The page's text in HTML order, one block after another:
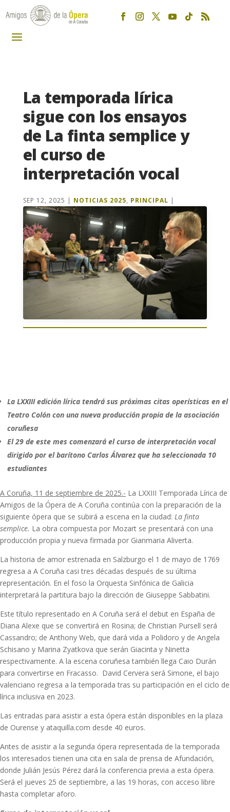
La temporada lírica
sigue con los ensayos
de La finta semplice y
el curso de
interpretación vocal
SEP 12, 2025 | NOTICIAS 2025, PRINCIPAL |
La LXXIII edición lírica tendrá sus próximas citas operísticas en el
Teatro Colón con una nueva producción propia de la asociación
coruñesa
El 29 de este mes comenzará el curso de interpretación vocal
dirigido por el barítono Carlos Álvarez que ha seleccionada 10
estudiantes
A Coruña, 11 de septiembre de 2025.- La LXXIII Temporada Lírica de
Amigos de la Ópera de A Coruña continúa con la preparación de la
siguiente ópera que se subirá a escena en la ciudad: La finta
semplice. La obra compuesta por Mozart se presentará con una
producción propia y nueva firmada por Gianmaria Aliverta.
La historia de amor estrenada en Salzburgo el 1 de mayo de 1769
regresa a A Coruña casi tres décadas después de su última
representación. En el foso la Orquesta Sinfónica de Galicia
interpretará la partitura bajo la dirección de Giuseppe Sabbatini.
Este título representado en A Coruña será el debut en España de
Diana Alexe que se convertirá en Rosina; de Christian Pursell será
Cassandro; de Anthony Web, que dará vida a Polidoro y de Angela
Schisano y Marina Zyatkova que serán Giacinta y Ninetta
respectivamente. A la escena coruñesa también llega Caio Durán
para convertirse en Fracasso. David Cervera será Simone, el bajo
valenciano regresa a la temporada tras su participación en el ciclo de
lírica inclusiva en 2023.
Las entradas para asistir a esta ópera están disponibles en la plaza
de Ourense y ataquilla.com desde 40 euros.
Antes de asistir a la segunda ópera representada de la temporada
los interesados tienen una cita en sala de prensa de Afundación,
donde Julián Jesús Pérez dará la conferencia previa a esta ópera.
Será el jueves 25 de septiembre, a las 19 horas, con acceso libre
hasta completar aforo.